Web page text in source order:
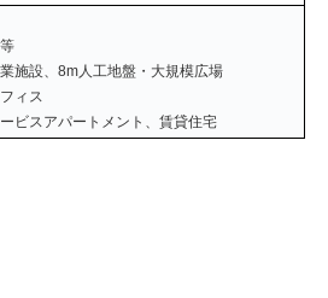
施設、8m人工地盤・大規模広場
ィス
ビスアパートメント、賃貸住宅